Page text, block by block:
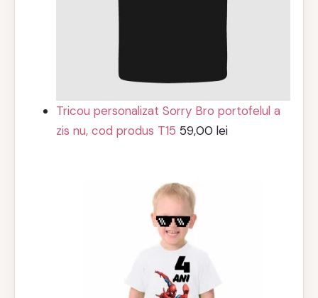
Tricou personalizat Sorry Bro portofelul a
zis nu, cod produs T15 59,00lei